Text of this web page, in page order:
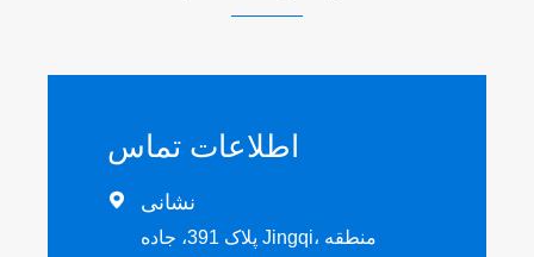
اطلاعات تماس
 نشانی
پلاک 391، جاده Jingqi، منطقه